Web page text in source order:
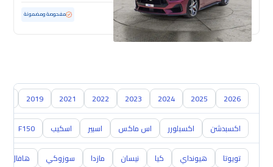
مستعملة 4,630 كم ممشى قليل مفحوصة ومضمونة
2026
2025
2024
2023
2022
2021
2019
اكسبدشن اكسبلورر اس ماكس اسبير اسكيب F150
تويوتا هيونداي كيا نيسان مازدا سوزوكي هافال